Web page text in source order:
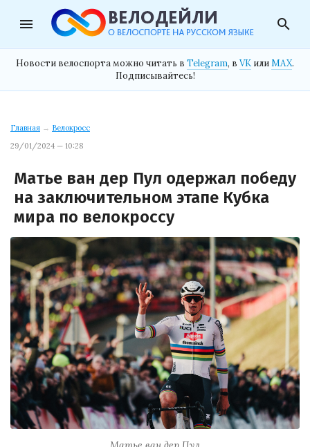
menu search
Новости велоспорта можно читать в Telegram, в VK илиMAX.
Подписывайтесь!
Главная → Велокросс
29/01/2024 — 10:28
Матье ван дер Пул одержал победу
на заключительном этапе Кубка
мира по велокроссу